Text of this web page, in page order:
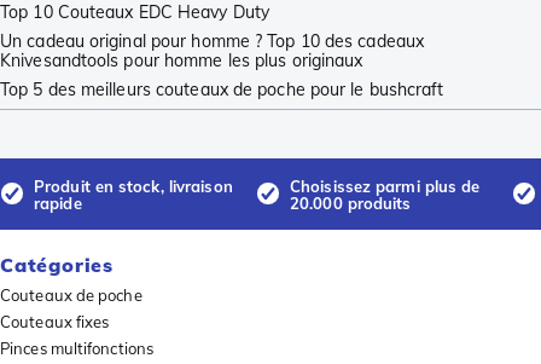
Top 10 Couteaux EDC Heavy Duty
Un cadeau original pour homme ? Top 10 des cadeaux
Knivesandtools pour homme les plus originaux
Top 5 des meilleurs couteaux de poche pour le bushcraft
Produit en stock, livraison
rapide
Choisissez parmi plus de
20.000 produits
Catégories
Couteaux de poche
Couteaux fixes
Pinces multifonctions